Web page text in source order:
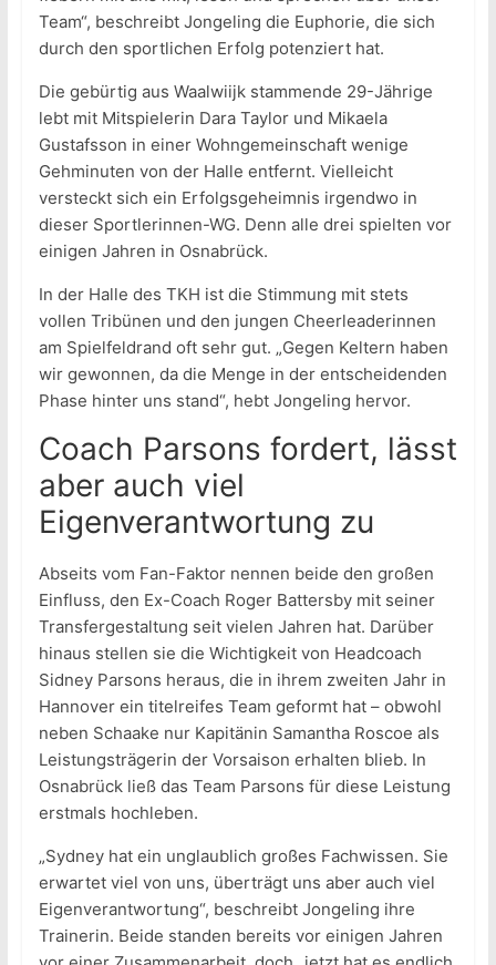
Team“, beschreibt Jongeling die Euphorie, die sich
durch den sportlichen Erfolg potenziert hat.
Die gebürtig aus Waalwiijk stammende 29-Jährige
lebt mit Mitspielerin Dara Taylor und Mikaela
Gustafsson in einer Wohngemeinschaft wenige
Gehminuten von der Halle entfernt. Vielleicht
versteckt sich ein Erfolgsgeheimnis irgendwo in
dieser Sportlerinnen-WG. Denn alle drei spielten vor
einigen Jahren in Osnabrück.
In der Halle des TKH ist die Stimmung mit stets
vollen Tribünen und den jungen Cheerleaderinnen
am Spielfeldrand oft sehr gut. „Gegen Keltern haben
wir gewonnen, da die Menge in der entscheidenden
Phase hinter uns stand“, hebt Jongeling hervor.
Coach Parsons fordert, lässt
aber auch viel
Eigenverantwortung zu
Abseits vom Fan-Faktor nennen beide den großen
Einfluss, den Ex-Coach Roger Battersby mit seiner
Transfergestaltung seit vielen Jahren hat. Darüber
hinaus stellen sie die Wichtigkeit von Headcoach
Sidney Parsons heraus, die in ihrem zweiten Jahr in
Hannover ein titelreifes Team geformt hat – obwohl
neben Schaake nur Kapitänin Samantha Roscoe als
Leistungsträgerin der Vorsaison erhalten blieb. In
Osnabrück ließ das Team Parsons für diese Leistung
erstmals hochleben.
„Sydney hat ein unglaublich großes Fachwissen. Sie
erwartet viel von uns, überträgt uns aber auch viel
Eigenverantwortung“, beschreibt Jongeling ihre
Trainerin. Beide standen bereits vor einigen Jahren